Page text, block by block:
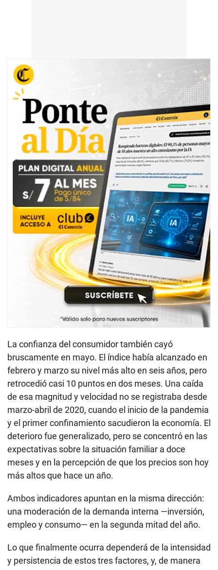
La confianza del consumidor también cayó
bruscamente en mayo. El índice había alcanzado en
febrero y marzo su nivel más alto en seis años, pero
retrocedió casi 10 puntos en dos meses. Una caída
de esa magnitud y velocidad no se registraba desde
marzo-abril de 2020, cuando el inicio de la pandemia
y el primer confinamiento sacudieron la economía. El
deterioro fue generalizado, pero se concentró en las
expectativas sobre la situación familiar a doce
meses y en la percepción de que los precios son hoy
más altos que hace un año.
Ambos indicadores apuntan en la misma dirección:
una moderación de la demanda interna —inversión,
empleo y consumo— en la segunda mitad del año.
Lo que finalmente ocurra dependerá de la intensidad
y persistencia de estos tres factores, y, de manera